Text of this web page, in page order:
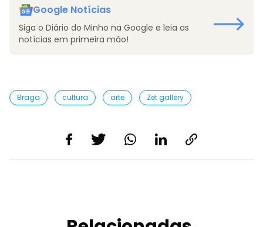
Google Notícias
Siga o Diário do Minho na Google e leia as
notícias em primeira mão!
Braga cultura arte Zet gallery